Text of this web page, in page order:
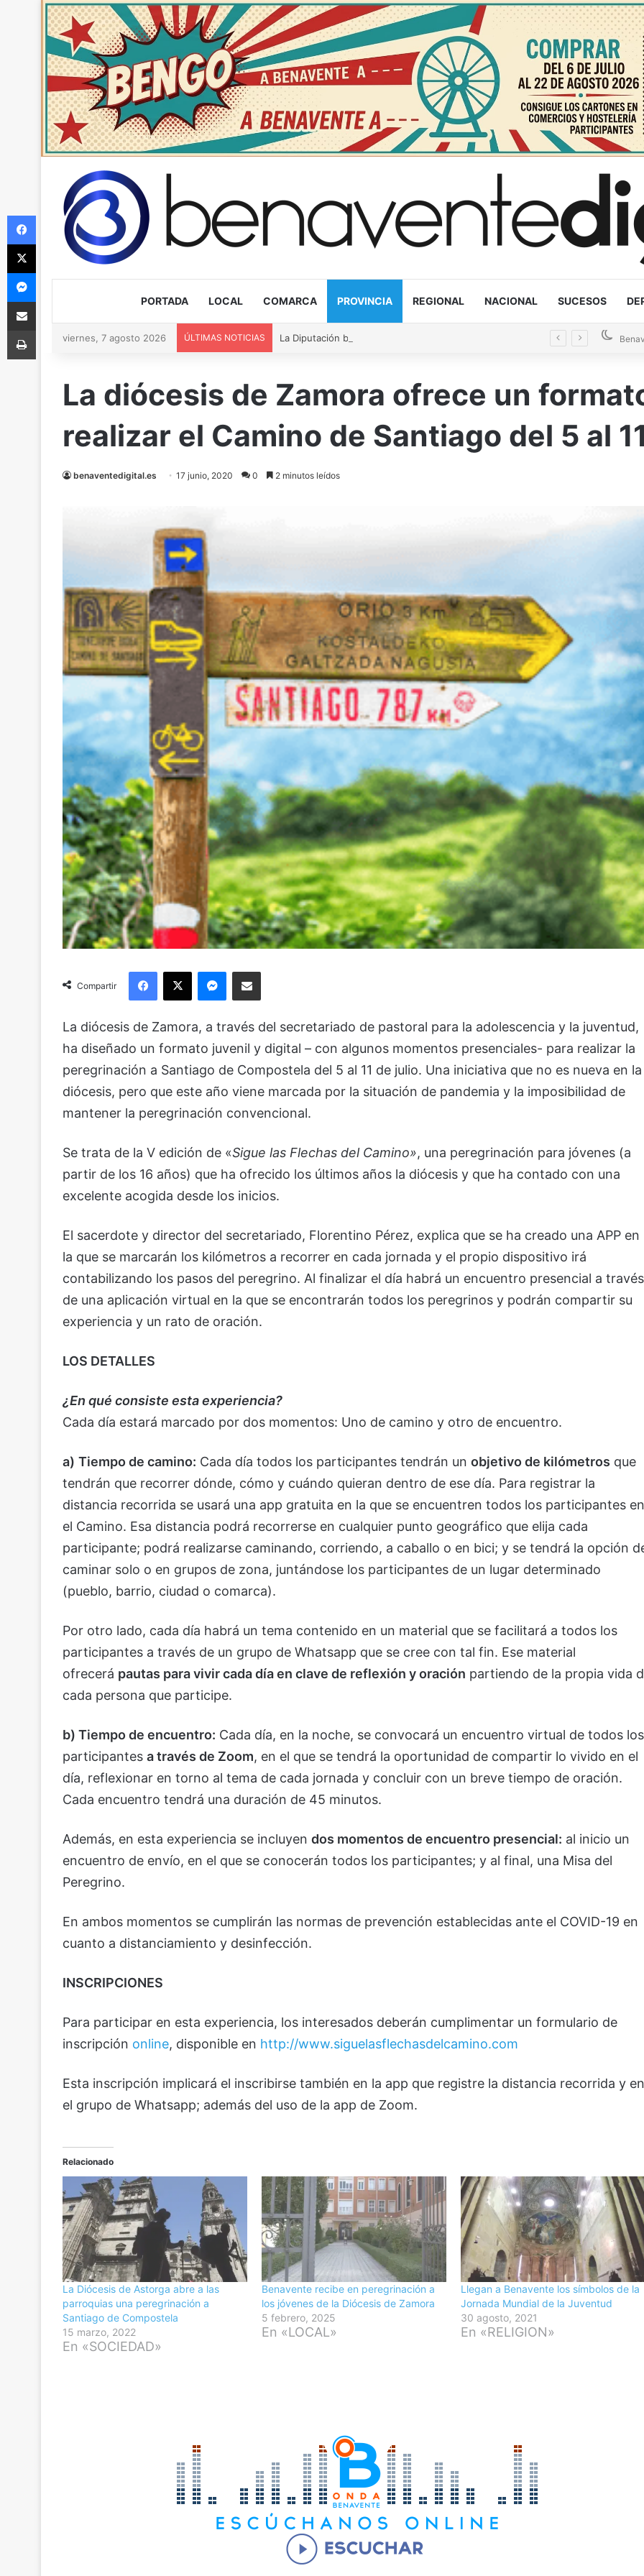
PORTADA LOCAL COMARCA PROVINCIA REGIONAL NACIONAL SUCESOS
viernes, 7 agosto 2026 ÚLTIMAS NOTICIAS
La diócesis de Zamora ofrece un
realizar el Camino de Santiago del 5 al
benaventedigital.es 17 junio, 2020 0 2 minutos leídos
Compartir
Facebook
X Messenger
Compartir via Email
La diócesis de Zamora, a través del secretariado de pastoral para la adolescencia y la juventud,
ha diseñado un formato juvenil y digital – con algunos momentos presenciales- para realizar la
peregrinación a Santiago de Compostela del 5 al 11 de julio. Una iniciativa que no es nueva en la
diócesis, pero que este año viene marcada por la situación de pandemia y la imposibilidad de
mantener la peregrinación convencional.
Se trata de la V edición de «Sigue las Flechas del Camino», una peregrinación para jóvenes (a
partir de los 16 años) que ha ofrecido los últimos años la diócesis y que ha contado con una
excelente acogida desde los inicios.
El sacerdote y director del secretariado, Florentino Pérez, explica que se ha creado una APP en
la que se marcarán los kilómetros a recorrer en cada jornada y el propio dispositivo irá
contabilizando los pasos del peregrino. Al finalizar el día habrá un encuentro presencial a través
de una aplicación virtual en la que se encontrarán todos los peregrinos y podrán compartir su
experiencia y un rato de oración.
LOS DETALLES
¿En qué consiste esta experiencia?
Cada día estará marcado por dos momentos: Uno de camino y otro de encuentro.
a) Tiempo de camino: Cada día todos los participantes tendrán un objetivo de kilómetros que
tendrán que recorrer dónde, cómo y cuándo quieran dentro de ese día. Para registrar la
distancia recorrida se usará una app gratuita en la que se encuentren todos los participantes en
el Camino. Esa distancia podrá recorrerse en cualquier punto geográfico que elija cada
participante; podrá realizarse caminando, corriendo, a caballo o en bici; y se tendrá la opción
caminar solo o en grupos de zona, juntándose los participantes de un lugar determinado
(pueblo, barrio, ciudad o comarca).
Por otro lado, cada día habrá un tema contenido en un material que se facilitará a todos los
participantes a través de un grupo de Whatsapp que se cree con tal fin. Ese material
ofrecerá pautas para vivir cada día en clave de reflexión y oración partiendo de la propia vida
cada persona que participe.
b) Tiempo de encuentro: Cada día, en la noche, se convocará un encuentro virtual de todos los
participantes a través de Zoom, en el que se tendrá la oportunidad de compartir lo vivido en el
día, reflexionar en torno al tema de cada jornada y concluir con un breve tiempo de oración.
Cada encuentro tendrá una duración de 45 minutos.
Además, en esta experiencia se incluyen dos momentos de encuentro presencial: al inicio un
encuentro de envío, en el que se conocerán todos los participantes; y al final, una Misa del
Peregrino.
En ambos momentos se cumplirán las normas de prevención establecidas ante el COVID-19 en
cuanto a distanciamiento y desinfección.
INSCRIPCIONES
Para participar en esta experiencia, los interesados deberán cumplimentar un formulario de
inscripción online, disponible en http://www.siguelasflechasdelcamino.com
Esta inscripción implicará el inscribirse también en la app que registre la distancia recorrida y en
el grupo de Whatsapp; además del uso de la app de Zoom.
Relacionado
La Diócesis de Astorga abre a las
parroquias una peregrinación a
Santiago de Compostela
15 marzo, 2022
En «SOCIEDAD»
Benavente recibe en peregrinación a
los jóvenes de la Diócesis de Zamora
5 febrero, 2025
En «LOCAL»
Llegan a Benavente los símbolos de la
Jornada Mundial de la Juventud
30 agosto, 2021
En «RELIGION»
Facebook
X
Messenger
Compartir via Email